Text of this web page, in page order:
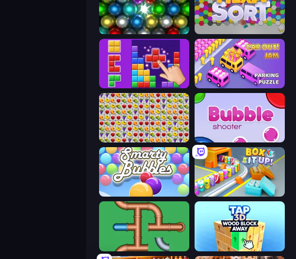
Magnet Balls: Addictive
BlockBuster Puzzle Car OUT! Jam Parking Puzzle
Same Game Fruit Collapse Bubble Shooter
Smarty Bubbles Box It Up
Plumber Pipe Out